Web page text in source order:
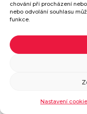
chování při procházení
nebo odvolání souhlasu
funkce.
Nastavení
Dědictví – koňská
Ve světě plném
z takových příkladů
Pokud